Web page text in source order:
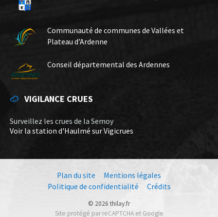
Communauté de communes de Vallées et
Plateau d’Ardenne
Conseil départemental des Ardennes
VIGILANCE CRUES
Surveillez les crues de la Semoy
Voir la station d'Haulmé sur Vigicrues
Plan du site
Mentions légales
Politique de confidentialité
Crédits
© 2026 thilay.fr
Site protégé par reCAPTCHA et Google